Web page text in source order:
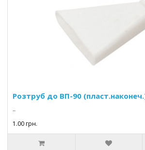
Розтруб до ВП-90
..
1.00 грн.